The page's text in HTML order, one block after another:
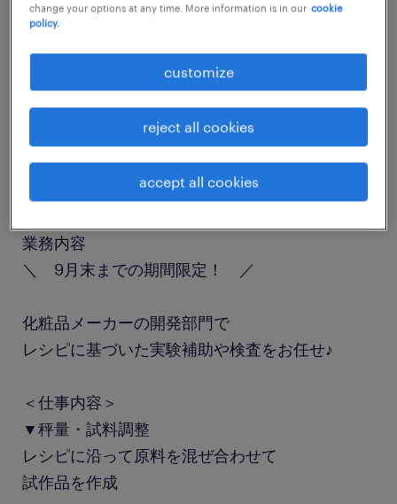
job details
検査、仕分け・ピッキング・梱包、検品
勤務期間
長期（3ヶ月以上）
業務内容
＼ 9月末までの期間限定！ ／
化粧品メーカーの開発部門で
レシピに基づいた実験補助や検査をお任せ♪
＜仕事内容＞
▼秤量・試料調整
レシピに沿って原料を混ぜ合わせて
試作品を作成
change your options at any time. More information is in our cookie
policy.
customize
reject all cookies
accept all cookies